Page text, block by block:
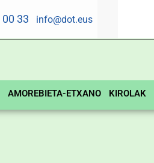
00 33 info@dot.eus
AMOREBIETA-ETXANO KIROLAK